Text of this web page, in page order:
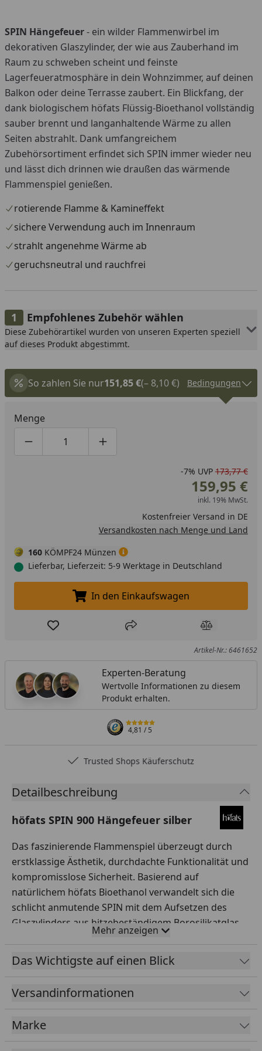
SPIN Hängefeuer- ein wilder Flammenwirbel im
dekorativen Glaszylinder, der wie aus Zauberhand im
Raum zu schweben scheint und feinste
Lagerfeueratmosphäre in dein Wohnzimmer, auf deinen
Balkon oder deine Terrasse zaubert. Ein Blickfang, der
dank biologischem höfats Flüssig-Bioethanol vollständig
sauber brennt und langanhaltende Wärme zu allen
Seiten abstrahlt. Dank umfangreichem
Zubehörsortiment erfindet sich SPIN immer wieder neu
und lässt dich drinnen wie draußen das wärmende
Flammenspiel genießen.
rotierende Flamme & Kamineffekt
sichere Verwendung auch im Innenraum
strahlt angenehme Wärme ab
geruchsneutral und rauchfrei
Empfohlenes Zubehör wählen
Diese Zubehörartikel wurden von unseren Experten speziell
auf dieses Produkt abgestimmt.
So zahlen Sie nur151,85 €(– 8,10 €) Bedingungen
Menge
Produktmenge um eins verringern
Produktmenge manuell eingeben
Produktmenge um eins erhöhen
-7% UVP 173,77 €
159,95 €
inkl. 19% MwSt.
Kostenfreier Versand in DE
Versandkosten nach Menge und Land
160 KÖMPF24 Münzen
Lieferbar, Lieferzeit: 5-9 Werktage in Deutschland
In den Einkaufswagen legen
In den Einkaufswagen
Produkt zur Wunschliste hinzufügen
Teilen Produkt
Artikel-Nr.: 6461652
Experten-Beratung
Wertvolle Informationen zu diesem
Produkt erhalten.
4,81/ 5
Trusted Shops Käuferschutz
Detailbeschreibung
höfats SPIN 900 Hängefeuer silber
Das faszinierende Flammenspiel überzeugt durch
erstklassige Ästhetik, durchdachte Funktionalität und
kompromisslose Sicherheit. Basierend auf
natürlichem höfats Bioethanol verwandelt sich die
schlicht anmutende SPIN mit dem Aufsetzen des
Glaszylinders aus hitzebeständigem Borosilikatglas
sogleich in einen spektakulären Flammenwirbel.
Der technologisch hochentwickelte Bio-Burner nimmt
und lässt die markante Flamme wie eine Skulptur
lässt sich die Wärme des Feuerspektakels genießen.
Mehr anzeigen
Das Wichtigste auf einen Blick
Versandinformationen
Marke